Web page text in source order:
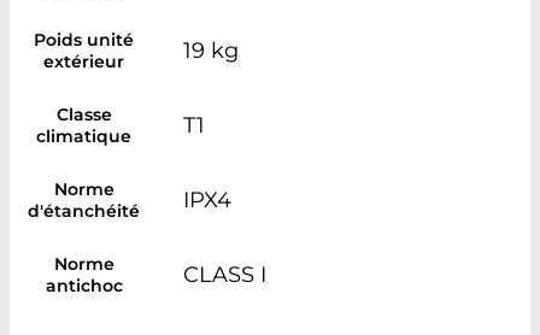
Poids unité
extérieur
19 kg
Classe
climatique
T1
Norme
d'étanchéité
IPX4
Norme
antichoc
CLASS I